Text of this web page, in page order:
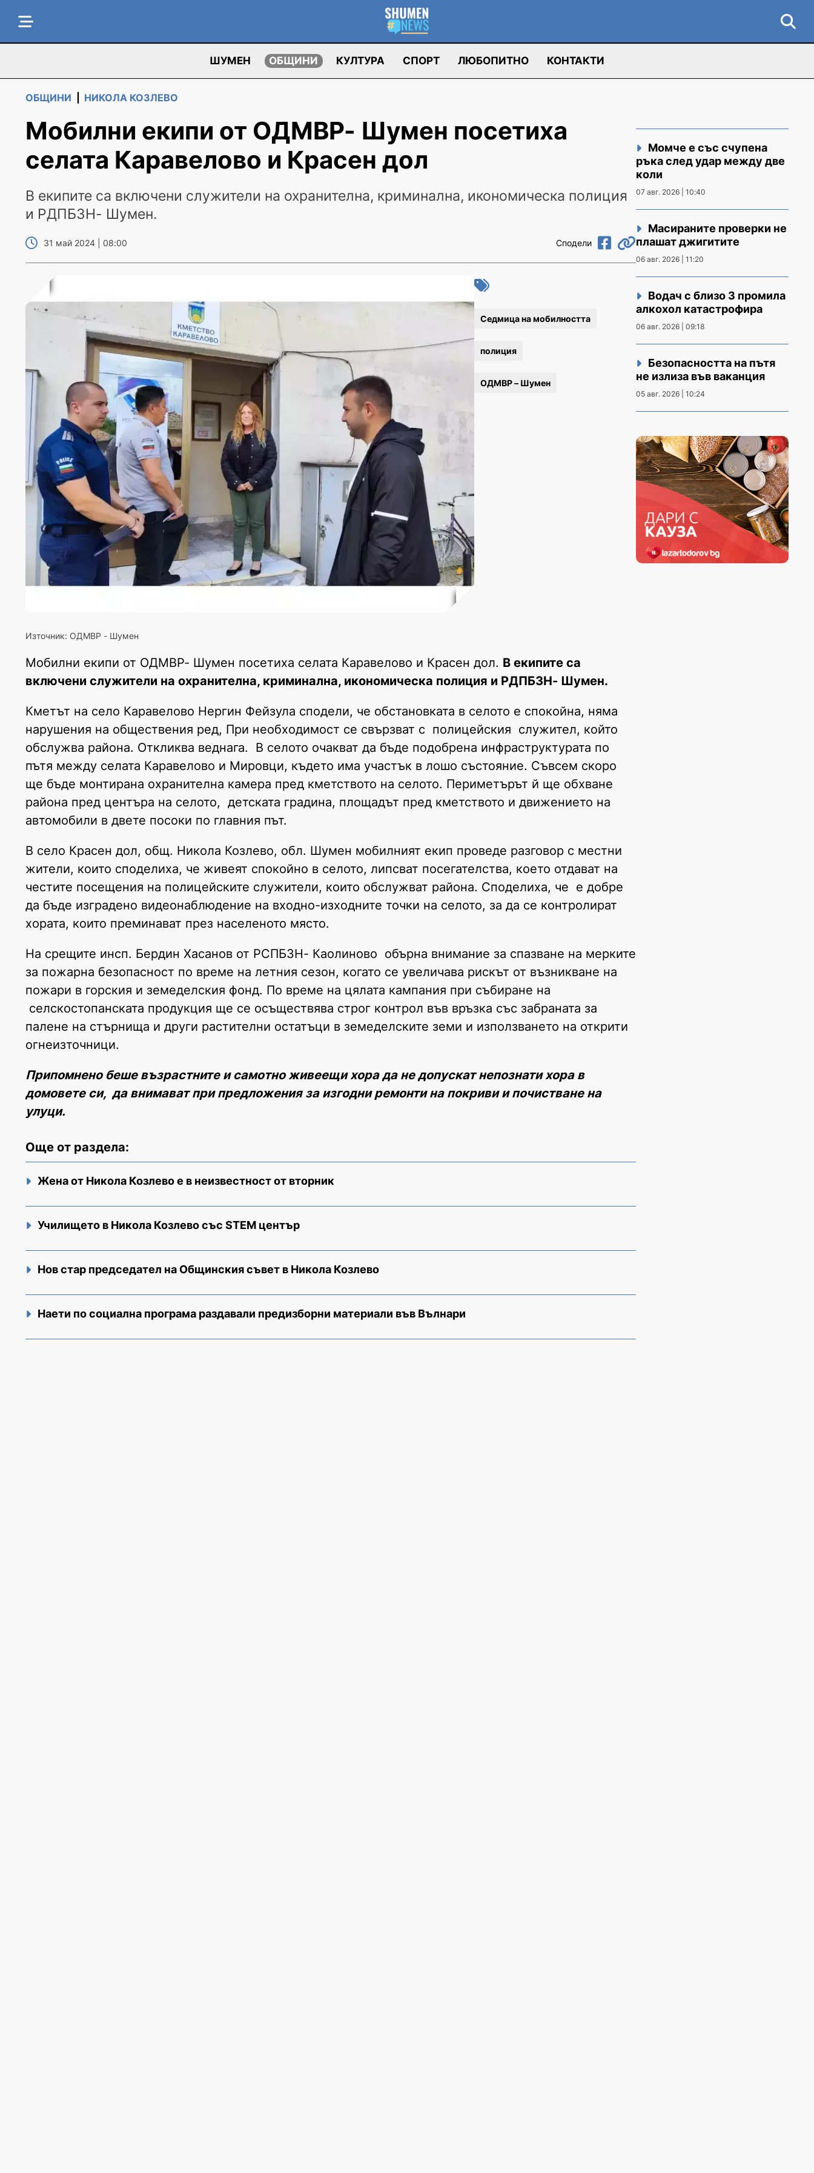
ШУМЕН ОБЩИНИ КУЛТУРА СПОРТ ЛЮБОПИТНО КОНТАКТИ
ОБЩИНИ НИКОЛА КОЗЛЕВО
Мобилни екипи от ОДМВР- Шумен посетиха
селата Каравелово и Красен дол
В екипите са включени служители на охранителна, криминална, икономическа полиция
и РДПБЗН- Шумен.
31 май 2024 | 08:00 Сподели
Седмица на мобилността
полиция
ОДМВР – Шумен
Източник: ОДМВР - Шумен
Мобилни екипи от ОДМВР- Шумен посетиха селата Каравелово и Красен дол. В екипите са
включени служители на охранителна, криминална, икономическа полиция и РДПБЗН- Шумен.
Кметът на село Каравелово Нергин Фейзула сподели, че обстановката в селото е спокойна, няма
нарушения на обществения ред, При необходимост се свързват с полицейския служител, който
обслужва района. Откликва веднага. В селото очакват да бъде подобрена инфраструктурата по
пътя между селата Каравелово и Мировци, където има участък в лошо състояние. Съвсем скоро
ще бъде монтирана охранителна камера пред кметството на селото. Периметърът й ще обхване
района пред центъра на селото, детската градина, площадът пред кметството и движението на
автомобили в двете посоки по главния път.
В село Красен дол, общ. Никола Козлево, обл. Шумен мобилният екип проведе разговор с местни
жители, които споделиха, че живеят спокойно в селото, липсват посегателства, което отдават на
честите посещения на полицейските служители, които обслужват района. Споделиха, че е добре
да бъде изградено видеонаблюдение на входно-изходните точки на селото, за да се контролират
хората, които преминават през населеното място.
На срещите инсп. Бердин Хасанов от РСПБЗН- Каолиново обърна внимание за спазване на мерките
за пожарна безопасност по време на летния сезон, когато се увеличава рискът от възникване на
пожари в горския и земеделския фонд. По време на цялата кампания при събиране на
селскостопанската продукция ще се осъществява строг контрол във връзка със забраната за
палене на стърнища и други растителни остатъци в земеделските земи и използването на открити
огнеизточници.
Припомнено беше възрастните и самотно живеещи хора да не допускат непознати хора в
домовете си, да внимават при предложения за изгодни ремонти на покриви и почистване на
улуци.
Още от раздела:
Жена от Никола Козлево е в неизвестност от вторник
Училището в Никола Козлево със STEM център
Нов стар председател на Общинския съвет в Никола Козлево
Наети по социална програма раздавали предизборни материали във Вълнари
Момче е със счупена
ръка след удар между две
коли
07 авг. 2026 | 10:40
Масираните проверки не
плашат джигитите
06 авг. 2026 | 11:20
Водач с близо 3 промила
алкохол катастрофира
06 авг. 2026 | 09:18
Безопасността на пътя
не излиза във ваканция
05 авг. 2026 | 10:24